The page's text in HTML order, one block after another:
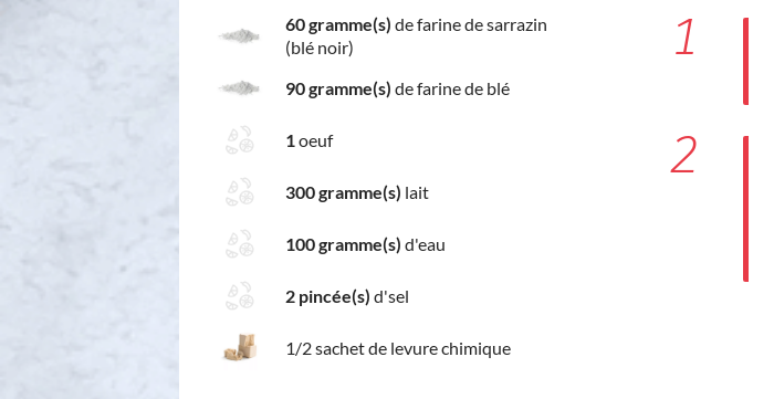
60 gramme(s) de farine de sarrazin
(blé noir)
90 gramme(s) de farine de blé
1 oeuf
300 gramme(s) lait
100 gramme(s) d'eau
2 pincée(s) d'sel
1/2 sachet de levure chimique
1
2